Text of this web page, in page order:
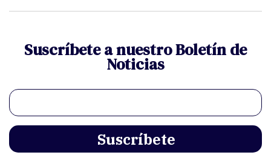
Suscríbete a nuestro Boletín de
Noticias